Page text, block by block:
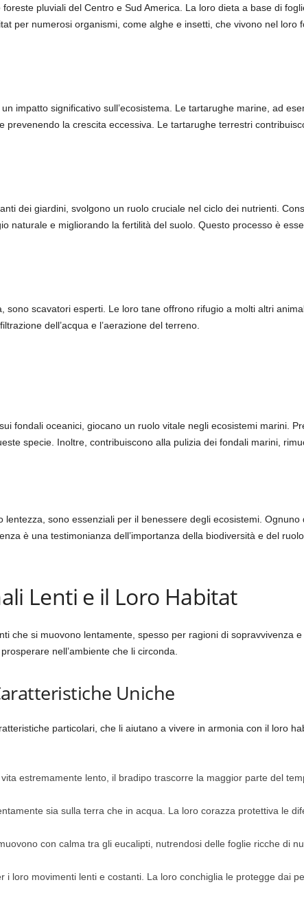
pluviali del Centro e Sud America. La loro dieta a base di
per numerosi organismi, come alghe e insetti, che vivono nel loro
impatto significativo sull’ecosistema. Le tartarughe marine, ad
la crescita eccessiva. Le tartarughe terrestri
dei giardini, svolgono un ruolo cruciale nel ciclo dei nutrienti.
naturale e migliorando la fertilità del suolo. Questo processo è
sono scavatori esperti. Le loro tane offrono rifugio a molti altri
dell’acqua e l’aerazione del terreno.
fondali oceanici, giocano un ruolo vitale negli ecosistemi marini.
specie. Inoltre, contribuiscono alla pulizia dei fondali marini,
sono essenziali per il benessere degli ecosistemi.
è una testimonianza dell’importanza della biodiversità e del
Lenti e il Loro Habitat
che si muovono lentamente, spesso per ragioni di sopravvivenza
nell’ambiente che li circonda.
Uniche
particolari, che li aiutano a vivere in armonia con il loro
estremamente lento, il bradipo trascorre la maggior parte del
sia sulla terra che in acqua. La loro corazza protettiva le
con calma tra gli eucalipti, nutrendosi delle foglie ricche di
i loro movimenti lenti e costanti. La loro conchiglia le protegge dai